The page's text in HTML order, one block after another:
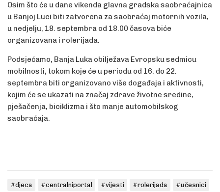
Osim što će u dane vikenda glavna gradska saobraćajnica
u Banjoj Luci biti zatvorena za saobraćaj motornih vozila,
u nedjelju, 18. septembra od 18.00 časova biće
organizovana i rolerijada.
Podsjećamo, Banja Luka obilježava Evropsku sedmicu
mobilnosti, tokom koje će u periodu od 16. do 22.
septembra biti organizovano više događaja i aktivnosti,
kojim će se ukazati na značaj zdrave životne sredine,
pješačenja, biciklizma i što manje automobilskog
saobraćaja.
#djeca #centralniportal #vijesti #rolerijada #učesnici